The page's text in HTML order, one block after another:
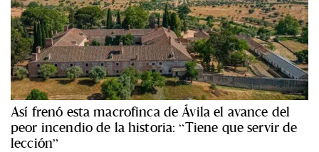
Así frenó esta macrofinca de Ávila el avance del
peor incendio de la historia: “Tiene que servir de
lección”